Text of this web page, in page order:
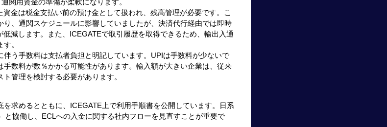
関用資金の準備が柔軟になります。
資金は税金支払い前の預け金として扱われ、残高管理が必要です。こ
、通関スケジュールに影響していましたが、決済代行経由では即時
減します。また、ICEGATEで取引履歴を取得できるため、輸出入通
。
伴う手数料は支払者負担と明記しています。UPIは手数料が少ないで
数料が数％かかる可能性があります。輸入額が大きい企業は、従来
管理を検討する必要があります。
求めるとともに、ICEGATE上で利用手順書を公開しています。日系
協働し、ECLへの入金に関する社内フローを見直すことが重要で